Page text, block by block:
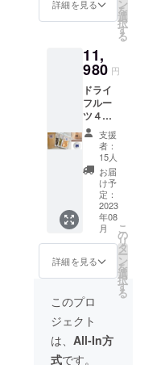
禁止致しま
るみ、
ももを
含む製
産して
いま
す。 ご
注意：
直射日
光、高
温多湿
を避け
保存し
てくだ
さい。
開封後
べくお
早めに
上がり
くださ
い。 ■
高梁紅
（20g）
、ライ
ム
の中か
ら季節
の仕入
れに応
じた２
種類に
なりま
す。 名
称：乾
燥果実
原材
料：各
果物の
み。添
せん。
量：10
～20g
いませ
くださ
い リ
ターン
はお礼
のメー
ル＆
メール
に添付
した
ティア
ハイム
小学校
の猫た
ち5～6
匹の写
真を用
いたサ
になり
閉じる
詳細を見る ン
を
選
択
す
る
11,
980 円
ドライ
フルー
ツ４袋
（通常
サイ
ズ）＋
高梁紅
茶６P
パック
＋ロイ
君豆皿
＋ロイ
君巾着
■ドライ
フルー
（通常
サイ
ズ） 紅
ほっぺ
（10g）
、シャ
支援
者：
15人
お届
け予
定：
2023
年08
月
詳細を見る
こ
の
リ
タ
ー
ン
を
選
択
す
る
このプロ
ジェクト
は、 All-In方
式です。